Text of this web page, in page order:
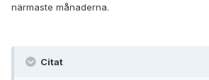
närmaste månaderna.
Citat